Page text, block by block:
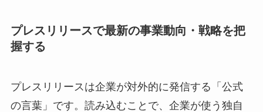
プレスリリースで最新の事業動向・戦略を把
握する
プレスリリースは企業が対外的に発信する「公式
の言葉」です。読み込むことで、企業が使う独自